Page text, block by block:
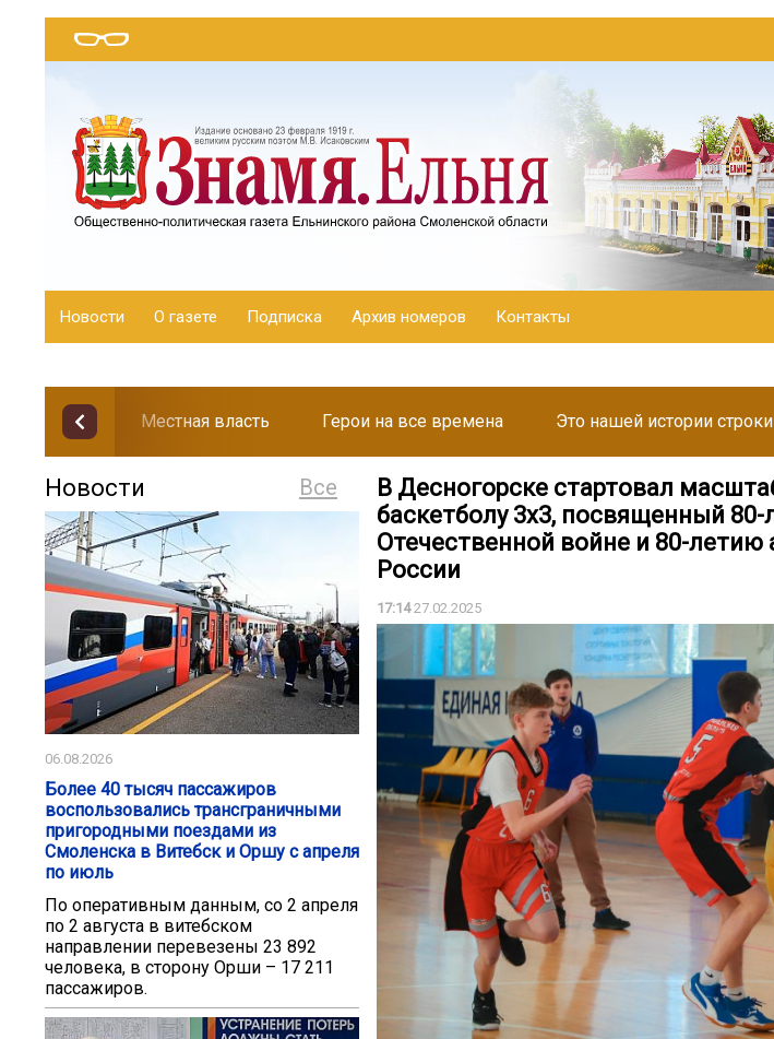
Новости О газете Подписка Архив номеров Контакты
Местная власть Герои на все времена Это нашей истории строки
Все
Новости
06.08.2026
Более 40 тысяч пассажиров
воспользовались трансграничными
пригородными поездами из
Смоленска в Витебск и Оршу с апреля
по июль
По оперативным данным, со 2 апреля
по 2 августа в витебском
направлении перевезены 23 892
человека, в сторону Орши – 17 211
пассажиров.
В Десногорске стартовал
баскетболу 3х3, посвященный
Отечественной войне и 80-
России
17:1427.02.2025